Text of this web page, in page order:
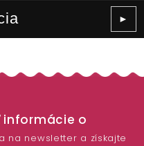
►
o
na newsletter a získajte